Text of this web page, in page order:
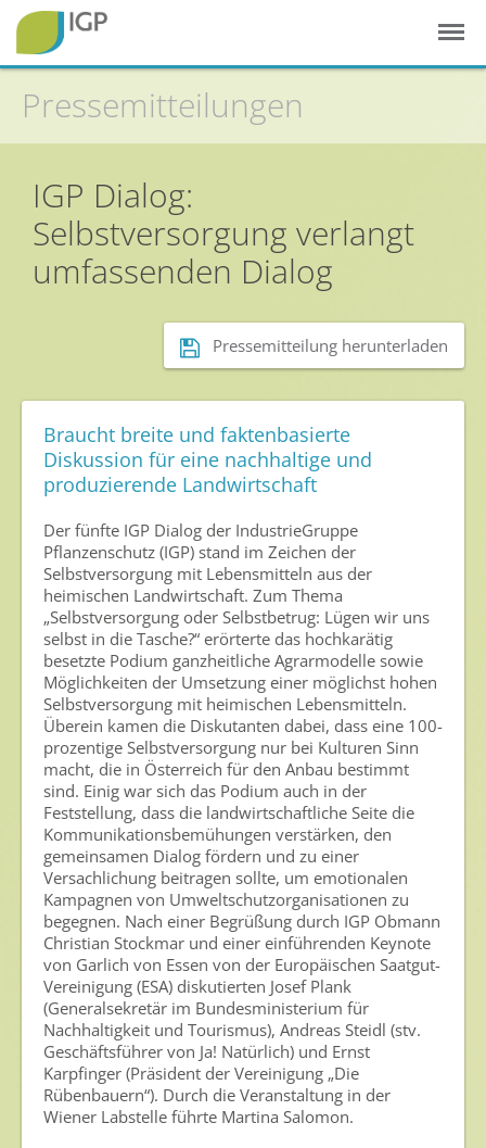
Startseite
Gesunde Pflanzen
Integrierter Pflanzenschutz
Forschung & Entwicklung
Umweltschutz
Gesunde Nahrung
Nutzen von Pflanzenschutzmitteln
Sichere Lebensmittel
Zulassung
Gesunde Menschen
Versorgungs- & Ernährungssicherheit
Gepflegtes Eigenheim
Anwenderschutz
Entsorgung von Pflanzenschutzmittel-Leergebinden
Die IGP
Zum Verband
Ansprechpersonen
Veranstaltungen & Aktionen
Presse
Pressemitteilungen
Pressemitteilungen
IGP Dialog:
Selbstversorgung verlangt
umfassenden Dialog
Pressemitteilung herunterladen
Braucht breite und faktenbasierte
Diskussion für eine nachhaltige und
produzierende Landwirtschaft
Der fünfte IGP Dialog der IndustrieGruppe
Pflanzenschutz (IGP) stand im Zeichen der
Selbstversorgung mit Lebensmitteln aus der
heimischen Landwirtschaft. Zum Thema
„Selbstversorgung oder Selbstbetrug: Lügen wir uns
selbst in die Tasche?“ erörterte das hochkarätig
besetzte Podium ganzheitliche Agrarmodelle sowie
Möglichkeiten der Umsetzung einer möglichst hohen
Selbstversorgung mit heimischen Lebensmitteln.
Überein kamen die Diskutanten dabei, dass eine 100-
prozentige Selbstversorgung nur bei Kulturen Sinn
macht, die in Österreich für den Anbau bestimmt
sind. Einig war sich das Podium auch in der
Feststellung, dass die landwirtschaftliche Seite die
Kommunikationsbemühungen verstärken, den
gemeinsamen Dialog fördern und zu einer
Versachlichung beitragen sollte, um emotionalen
Kampagnen von Umweltschutzorganisationen zu
begegnen. Nach einer Begrüßung durch IGP Obmann
Christian Stockmar und einer einführenden Keynote
von Garlich von Essen von der Europäischen Saatgut-
Vereinigung (ESA) diskutierten Josef Plank
(Generalsekretär im Bundesministerium für
Nachhaltigkeit und Tourismus), Andreas Steidl (stv.
Geschäftsführer von Ja! Natürlich) und Ernst
Karpfinger (Präsident der Vereinigung „Die
Rübenbauern“). Durch die Veranstaltung in der
Wiener Labstelle führte Martina Salomon.